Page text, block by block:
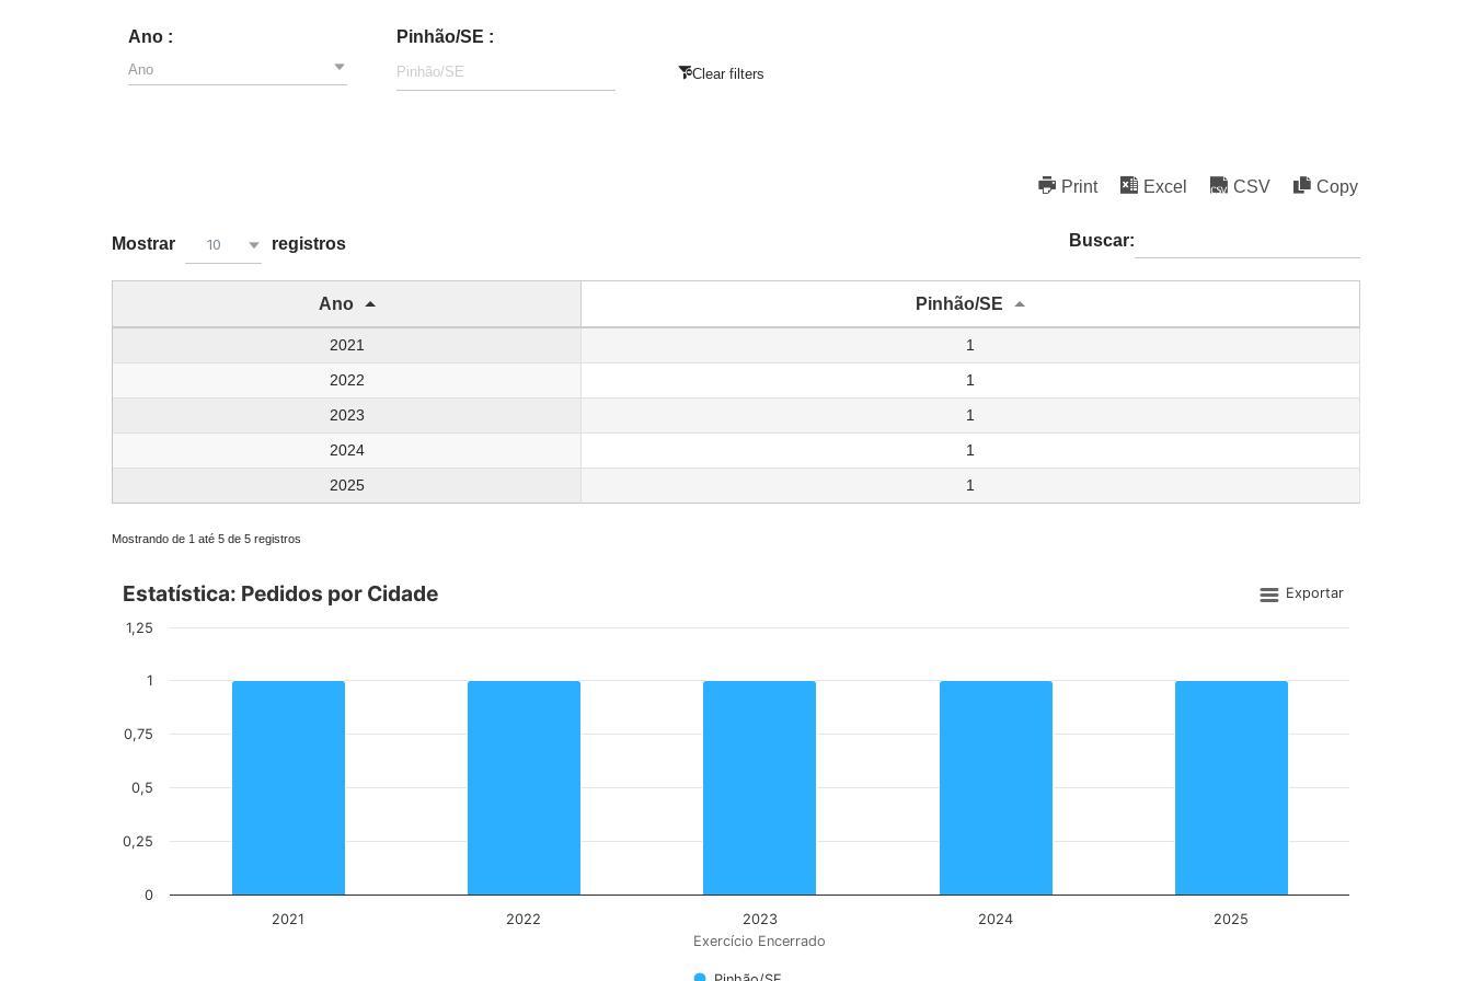
Ano :
Ano
Pinhão/SE :
Clear filters
Print Excel CSV Copy
Mostrar 10 registros Buscar:
Ano Pinhão/SE
2021
1
2022
1
2023
1
2024
1
2025
1
Mostrando de 1 até 5 de 5 registros
Estatística: Pedidos por Cidade
View as data table, Estatística: Pedidos por Cidade
The chart has 1 X axis displaying Exercício Encerrado.
Exercício Encerrado
Exportar
Estatística: Pedidos por Cidade
2021 2022 2023 2024 2025
0
0,25
0,5
0,75
1
1,25